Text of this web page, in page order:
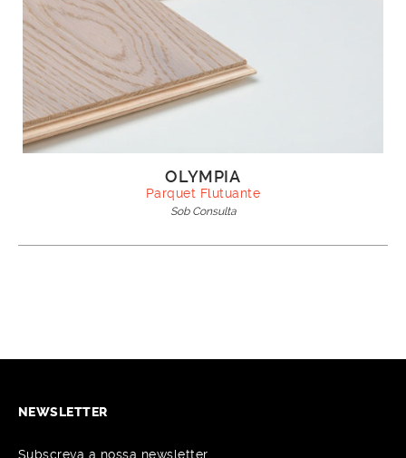
OLYMPIA
Parquet Flutuante
Sob Consulta
NEWSLETTER
Subscreva a nossa newsletter